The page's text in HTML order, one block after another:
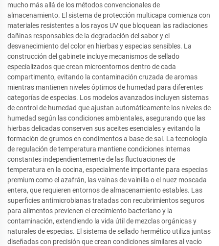
mucho más allá de los métodos convencionales de
almacenamiento. El sistema de protección multicapa comienza con
materiales resistentes a los rayos UV que bloquean las radiaciones
dañinas responsables de la degradación del sabor y el
desvanecimiento del color en hierbas y especias sensibles. La
construcción del gabinete incluye mecanismos de sellado
especializados que crean microentornos dentro de cada
compartimento, evitando la contaminación cruzada de aromas
mientras mantienen niveles óptimos de humedad para diferentes
categorías de especias. Los modelos avanzados incluyen sistemas
de control de humedad que ajustan automáticamente los niveles de
humedad según las condiciones ambientales, asegurando que las
hierbas delicadas conserven sus aceites esenciales y evitando la
formación de grumos en condimentos a base de sal. La tecnología
de regulación de temperatura mantiene condiciones internas
constantes independientemente de las fluctuaciones de
temperatura en la cocina, especialmente importante para especias
premium como el azafrán, las vainas de vainilla o el nuez moscada
entera, que requieren entornos de almacenamiento estables. Las
superficies antimicrobianas tratadas con recubrimientos seguros
para alimentos previenen el crecimiento bacteriano y la
contaminación, extendiendo la vida útil de mezclas orgánicas y
naturales de especias. El sistema de sellado hermético utiliza juntas
diseñadas con precisión que crean condiciones similares al vacío